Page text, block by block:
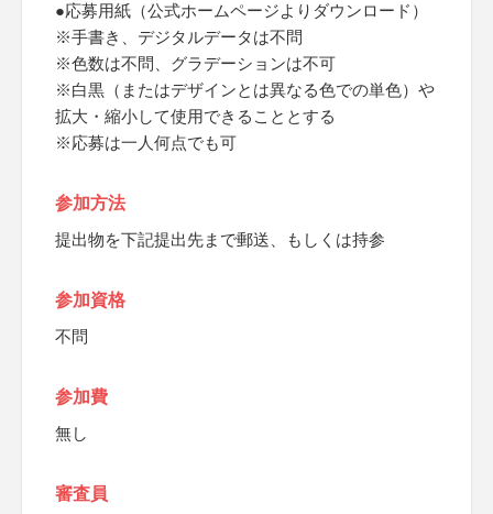
●応募用紙（公式ホームページよりダウンロード）
※手書き、デジタルデータは不問
※色数は不問、グラデーションは不可
※白黒（またはデザインとは異なる色での単色）や
拡大・縮小して使用できることとする
※応募は一人何点でも可
参加方法
提出物を下記提出先まで郵送、もしくは持参
参加資格
不問
参加費
無し
審査員